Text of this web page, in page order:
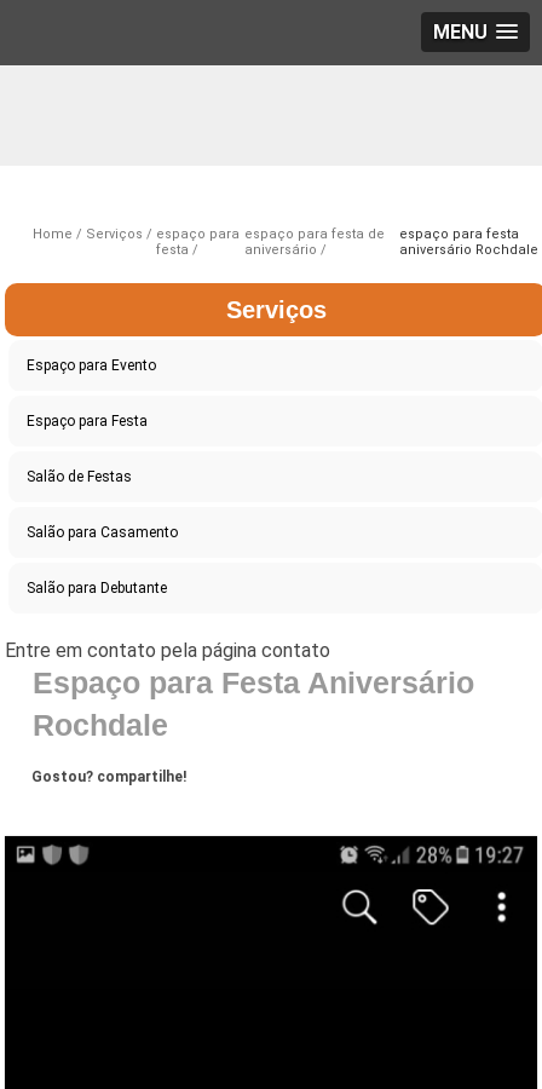
MENU
Home Serviços
espaço para
festa
espaço para festa de
aniversário
espaço para festa
aniversário Rochdale
Serviços
Espaço para Evento
Espaço para Festa
Salão de Festas
Salão para Casamento
Salão para Debutante
Espaço para Festa Aniversário
Rochdale
Gostou? compartilhe!